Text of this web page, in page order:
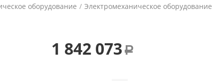
оборудование / Электромеханическое оборудование
1 842 073 Р